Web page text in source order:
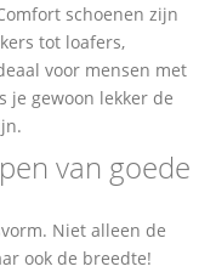
schoenen zijn
tot loafers,
voor mensen met
je gewoon lekker de
van goede
Niet alleen de
ook de breedte!